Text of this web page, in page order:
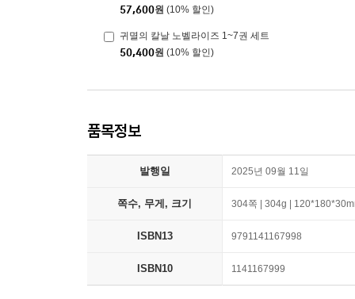
57,600원 (10% 할인)
귀멸의 칼날 노벨라이즈 1~7권 세트
50,400원 (10% 할인)
품목정보
발행일 2025년 09월 11일
쪽수, 무게, 크기 304쪽 | 304g |
ISBN13 9791141167998
ISBN10 1141167999